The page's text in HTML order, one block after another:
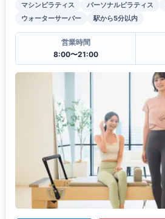
マシンピラティス パーソナルピラティス
ウォーターサーバー
駅から5分以内
営業時間
8:00〜21:00